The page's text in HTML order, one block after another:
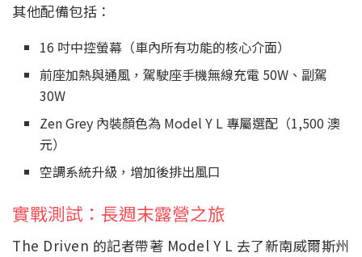
其他配備包括：
16 吋中控螢幕（車內所有功能的核心介面）
前座加熱與通風，駕駛座手機無線充電 50W、副駕
30W
Zen Grey 內裝顏色為 Model Y L 專屬選配（1,500 澳
元）
空調系統升級，增加後排出風口
實戰測試：長週末露營之旅
The Driven 的記者帶著 Model Y L 去了新南威爾斯州